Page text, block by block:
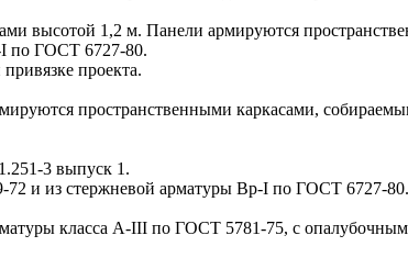
высотой 1,2 м. Панели армируются
по ГОСТ 6727-80.
проекта.
пространственными каркасами,
3 выпуск 1.
и из стержневой арматуры Bp-I по ГОСТ 6727-80.
класса А-III по ГОСТ 5781-75, с